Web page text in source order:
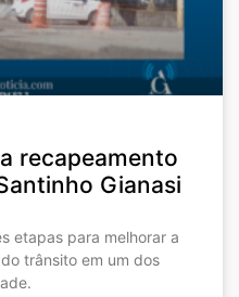
recapeamento
Gianasi
etapas para melhorar a
trânsito em um dos